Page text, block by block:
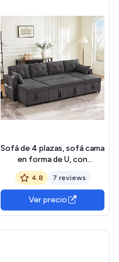
Sofá de 4 plazas, sofá cama
en forma de U, con
portavasos y dos
compartimentos de
almacenamiento, tejido de
algodón y lino, 270 x 130 x
86cm, para
4.8 7 reviews
Ver precio